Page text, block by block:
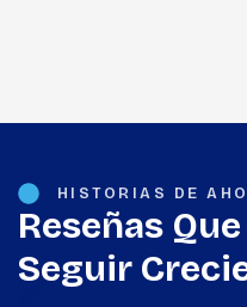
HISTORIAS DE
Reseñas
Seguir